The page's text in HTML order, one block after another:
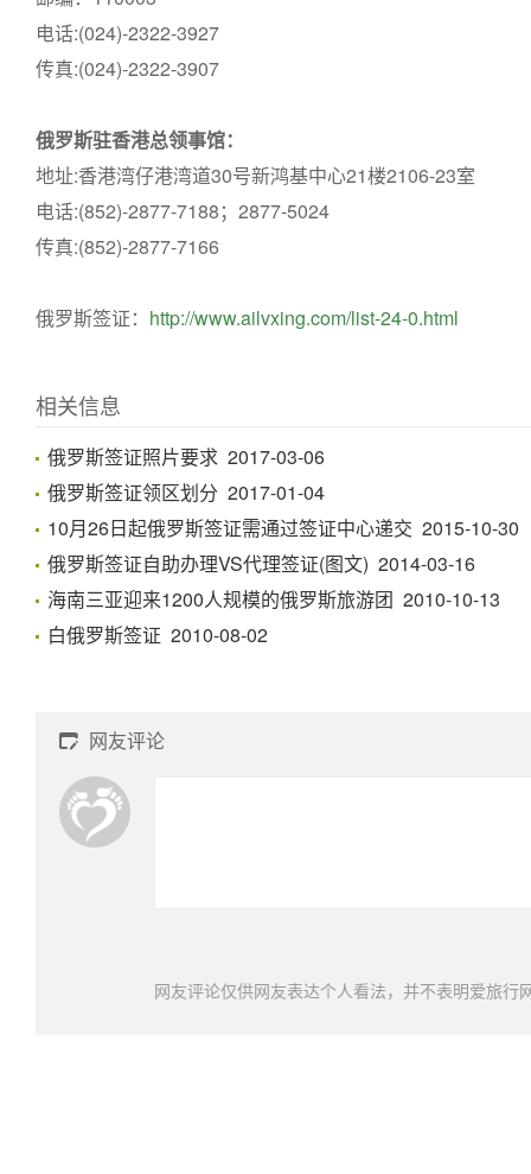
电话:(024)-2322-3927
传真:(024)-2322-3907
俄罗斯驻香港总领事馆：
地址:香港湾仔港湾道30号新鸿基中心21楼2106-23室
电话:(852)-2877-7188；2877-5024
传真:(852)-2877-7166
俄罗斯签证： http://www.ailvxing.com/list-24-0.html
相关信息
俄罗斯签证照片要求 2017-03-06
俄罗斯签证领区划分 2017-01-04
10月26日起俄罗斯签证需通过签证中心递交 2015-10-30
俄罗斯签证自助办理VS代理签证(图文) 2014-03-16
海南三亚迎来1200人规模的俄罗斯旅游团 2010-10-13
白俄罗斯签证 2010-08-02
 网友评论
网友评论仅供网友表达个人看法，并不表明爱旅行